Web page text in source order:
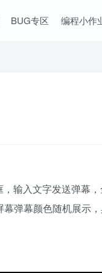
BUG专区 编程小作
输入文字发送弹幕
弹幕颜色随机展示